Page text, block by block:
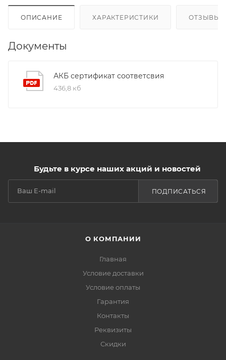
ОПИСАНИЕ ХАРАКТЕРИСТИКИ ОТЗЫВЫ
Документы
АКБ сертификат соответсвия
436,8 кб
Будьте в курсе наших акций и новостей
ПОДПИСАТЬСЯ
О КОМПАНИИ
Главная
Условие доставки
Условие оплаты
Гарантия
Контакты
Реквизиты
Скидки